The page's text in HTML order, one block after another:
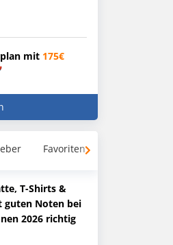
mit 175€
Favoriten
T-Shirts &
Noten bei
2026 richtig